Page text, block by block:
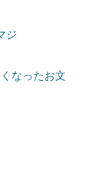
ジ
なったお文